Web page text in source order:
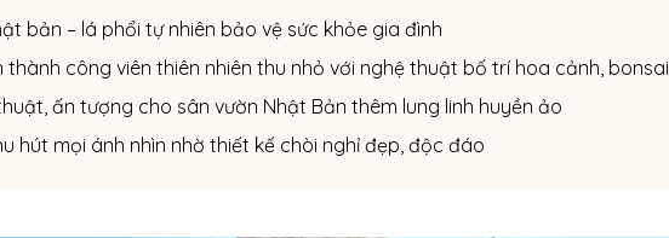
bản – lá phổi tự nhiên bảo vệ sức khỏe gia đình
thành công viên thiên nhiên thu nhỏ với nghệ thuật bố trí hoa cảnh, bonsai
ấn tượng cho sân vườn Nhật Bản thêm lung linh huyền ảo
hút mọi ánh nhìn nhờ thiết kế chòi nghỉ đẹp, độc đáo